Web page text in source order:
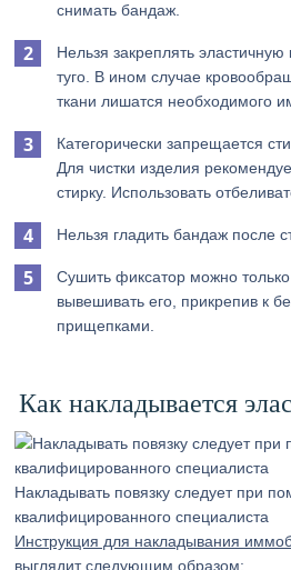
снимать бандаж.
Нельзя закреплять
туго. В ином случае
ткани лишатся необходимого
Категорически запрещается
Для чистки изделия
стирку. Использовать
Нельзя гладить бандаж после
Сушить фиксатор можно
вывешивать его, прикрепив к
прищепками.
Как накладывается
Накладывать повязку следует при
квалифицированного специалиста
Инструкция для накладывания
выглядит следующим образом: